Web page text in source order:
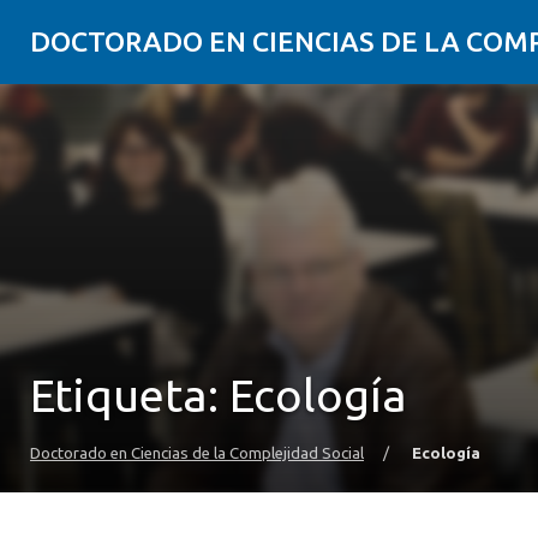
DOCTORADO EN CIENCIAS DE LA
Etiqueta: Ecología
Doctorado en Ciencias de la Complejidad Social / Ecología